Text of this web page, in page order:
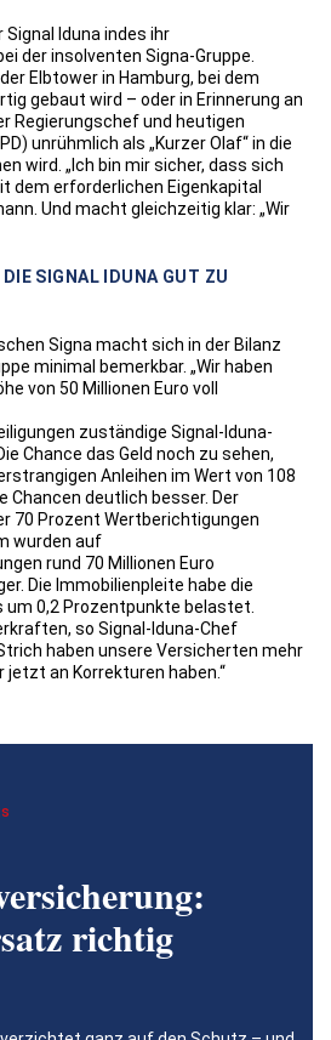
Iduna indes ihr
der insolventen Signa-Gruppe.
Elbtower in Hamburg, bei dem
gebaut wird – oder in Erinnerung an
Regierungschef und heutigen
unrühmlich als „Kurzer Olaf“ in die
wird. „Ich bin mir sicher, dass sich
dem erforderlichen Eigenkapital
Und macht gleichzeitig klar: „Wir
SIGNAL IDUNA GUT ZU
Signa macht sich in der Bilanz
minimal bemerkbar. „Wir haben
von 50 Millionen Euro voll
zuständige Signal-Iduna-
Chance das Geld noch zu sehen,
Anleihen im Wert von 108
Chancen deutlich besser. Der
70 Prozent Wertberichtigungen
wurden auf
rund 70 Millionen Euro
Die Immobilienpleite habe die
um 0,2 Prozentpunkte belastet.
so Signal-Iduna-Chef
haben unsere Versicherten mehr
an Korrekturen haben.“
richtig